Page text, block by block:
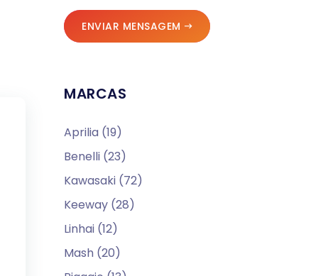
ENVIAR MENSAGEM
MARCAS
Aprilia (19)
Benelli (23)
Kawasaki (72)
Keeway (28)
Linhai (12)
Mash (20)